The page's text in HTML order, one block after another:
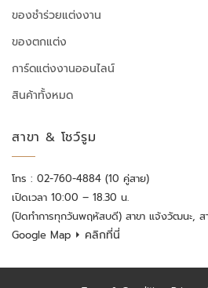
ของชำร่วยแต่งงาน
ของตกแต่ง
การ์ดแต่งงานออนไลน์
สินค้าทั้งหมด
สาขา & โชว์รูม
โทร : 02-760-4884 (10 คู่สาย)
เปิดเวลา 10:00 – 18.30 น.
(ปิดทำการทุกวันพฤหัสบดี) สาขา แจ้งวัฒนะ, ส
Google Map ⏵ คลิกที่นี่